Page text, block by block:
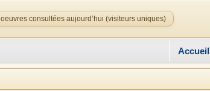
oeuvres consultées aujourd’hui (visiteurs uniques)
Accueil